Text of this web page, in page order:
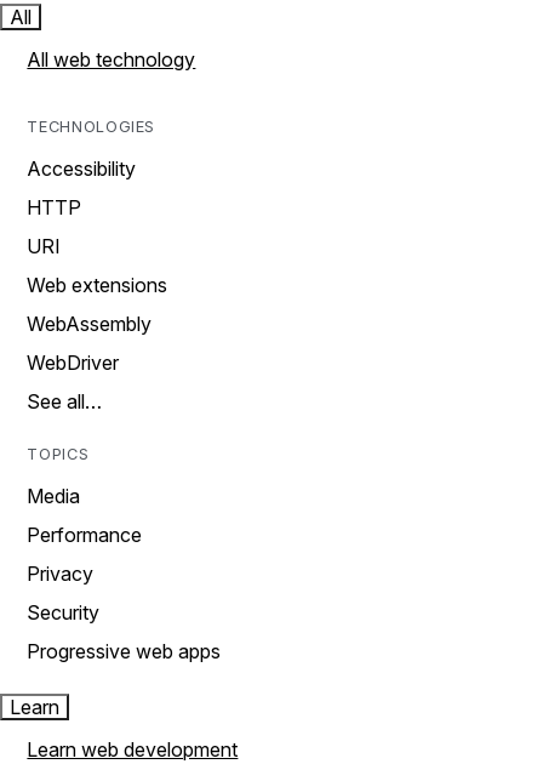
All
All web technology
TECHNOLOGIES
Accessibility
HTTP
URI
Web extensions
WebAssembly
WebDriver
See all…
TOPICS
Media
Performance
Privacy
Security
Progressive web apps
Learn
Learn web development